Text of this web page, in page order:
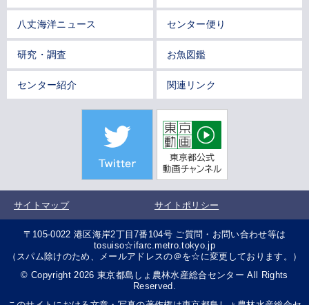
八丈海洋ニュース センター便り
研究・調査 お魚図鑑
センター紹介 関連リンク
サイトマップ サイトポリシー
〒105-0022 港区海岸2丁目7番104号 ご質問・お問い合わせ等は
tosuiso☆ifarc.metro.tokyo.jp
（スパム除けのため、メールアドレスの＠を☆に変更しております。）
© Copyright 2026 東京都島しょ農林水産総合センター All Rights
Reserved.